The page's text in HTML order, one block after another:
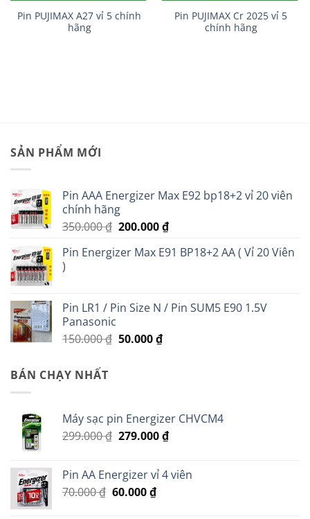
Pin PUJIMAX A27 vỉ 5 chính
hãng
Pin PUJIMAX Cr 2025 vỉ 5
chính hãng
SẢN PHẨM MỚI
Pin AAA Energizer Max E92 bp18+2 vỉ 20 viên
chính hãng
350.000₫ Giá
là:
200.000₫Giá
tại
Pin Energizer Max E91 BP18+2 AA ( Vỉ 20 Viên
)
Pin LR1 / Pin Size N / Pin SUM5 E90 1.5V
Panasonic
150.000₫ Giá
50.000₫Giá
BÁN CHẠY NHẤT
Máy sạc pin Energizer CHVCM4
299.000₫ Giá
299.000 ₫.
279.000₫Giá
là:
Pin AA Energizer vỉ 4 viên
70.000₫ Giá
60.000₫Giá